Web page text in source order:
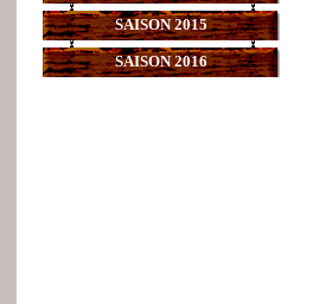
SAISON 2015
SAISON 2016